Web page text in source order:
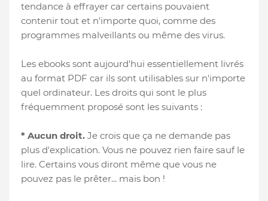
tendance à effrayer car certains pouvaient
contenir tout et n'importe quoi, comme des
programmes malveillants ou même des virus.
Les ebooks sont aujourd'hui essentiellement livrés
au format PDF car ils sont utilisables sur n'importe
quel ordinateur. Les droits qui sont le plus
fréquemment proposé sont les suivants :
* Aucun droit. Je crois que ça ne demande pas
plus d'explication. Vous ne pouvez rien faire sauf le
lire. Certains vous diront même que vous ne
pouvez pas le prêter... mais bon !